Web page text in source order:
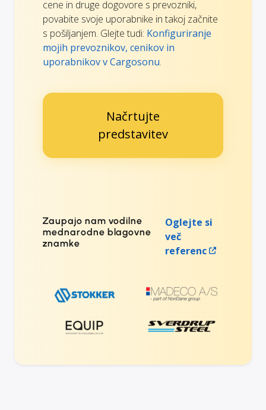
cene in druge dogovore s prevozniki,
povabite svoje uporabnike in takoj začnite
s pošiljanjem. Glejte tudi: Konfiguriranje
mojih prevoznikov, cenikov in
uporabnikov v Cargosonu.
Načrtujte
predstavitev
Zaupajo nam vodilne
mednarodne blagovne
znamke
Oglejte si
več
referenc